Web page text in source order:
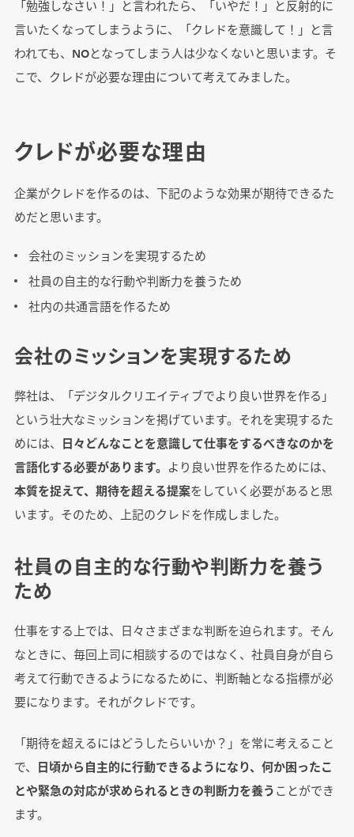
「勉強しなさい！」と言われたら、「いやだ！」と反射的に
言いたくなってしまうように、「クレドを意識して！」と言
われても、NOとなってしまう人は少なくないと思います。そ
こで、クレドが必要な理由について考えてみました。
クレドが必要な理由
企業がクレドを作るのは、下記のような効果が期待できるた
めだと思います。
会社のミッションを実現するため
社員の自主的な行動や判断力を養うため
社内の共通言語を作るため
会社のミッションを実現するため
弊社は、「デジタルクリエイティブでより良い世界を作る」
という壮大なミッションを掲げています。それを実現するた
めには、 日々どんなことを意識して仕事をするべきなのかを
言語化する必要があります。 より良い世界を作るためには、
本質を捉えて、期待を超える提案をしていく必要があると思
います。そのため、上記のクレドを作成しました。
社員の自主的な行動や判断力を養う
ため
仕事をする上では、日々さまざまな判断を迫られます。そん
なときに、毎回上司に相談するのではなく、社員自身が自ら
考えて行動できるようになるために、判断軸となる指標が必
要になります。それがクレドです。
「期待を超えるにはどうしたらいいか？」を常に考えること
で、 日頃から自主的に行動できるようになり、何か困ったこ
とや緊急の対応が求められるときの判断力を養うことができ
ます。